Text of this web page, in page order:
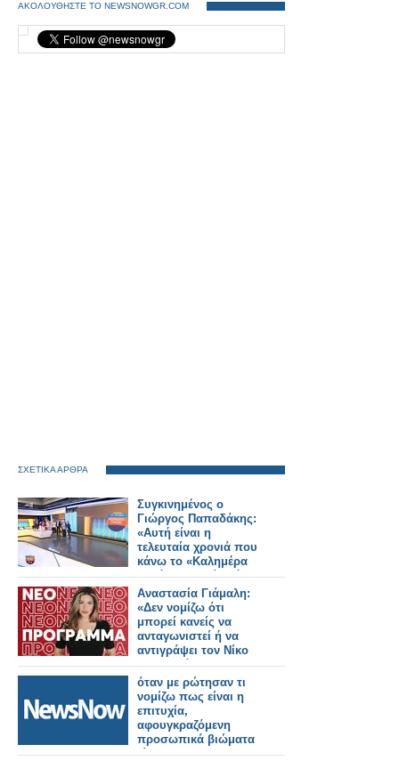
ΑΚΟΛΟΥΘΗΣΤΕ ΤΟ NEWSNOWGR.COM
ΣΧΕΤΙΚΑ ΑΡΘΡΑ
Συγκινημένος ο
Γιώργος Παπαδάκης:
«Αυτή είναι η
τελευταία χρονιά που
κάνω το «Καλημέρα
Ελλάδα», νομίζω ότι
άργησα»
Αναστασία Γιάμαλη:
«Δεν νομίζω ότι
μπορεί κανείς να
ανταγωνιστεί ή να
αντιγράψει τον Νίκο
Ευαγγελάτο»
όταν με ρώτησαν τι
νομίζω πως είναι η
επιτυχία,
αφουγκραζόμενη
προσωπικά βιώματα
είπα...